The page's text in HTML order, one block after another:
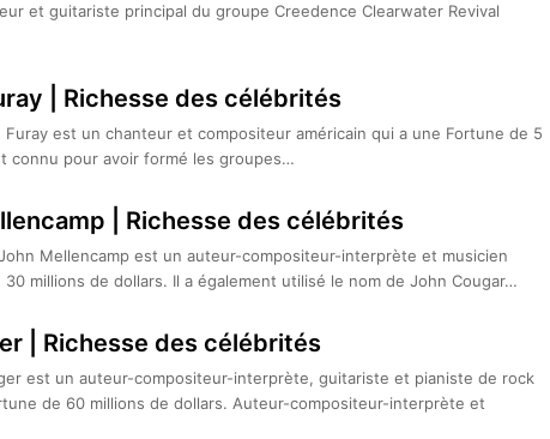
et guitariste principal du groupe Creedence Clearwater Revival
| Richesse des célébrités
Furay est un chanteur et compositeur américain qui a une Fortune de 5
connu pour avoir formé les groupes…
| Richesse des célébrités
Mellencamp est un auteur-compositeur-interprète et musicien
millions de dollars. Il a également utilisé le nom de John Cougar…
| Richesse des célébrités
est un auteur-compositeur-interprète, guitariste et pianiste de rock
de 60 millions de dollars. Auteur-compositeur-interprète et